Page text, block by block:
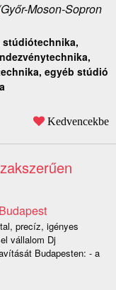
Moson-Sopron
stúdiótechnika,
egyéb stúdió
Kedvencekbe
Budapest
precíz, igényes
vállalom Dj
Budapesten: - a